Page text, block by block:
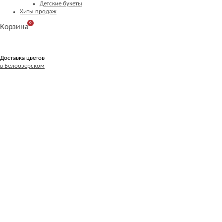
Детские букеты
Хиты продаж
Корзина
0
Доставка цветов
в Белоозёрском